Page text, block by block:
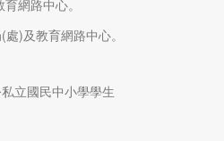
網路中心。
)及教育網路中心。
立國民中小學學生